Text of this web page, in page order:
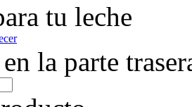
tu leche
la parte